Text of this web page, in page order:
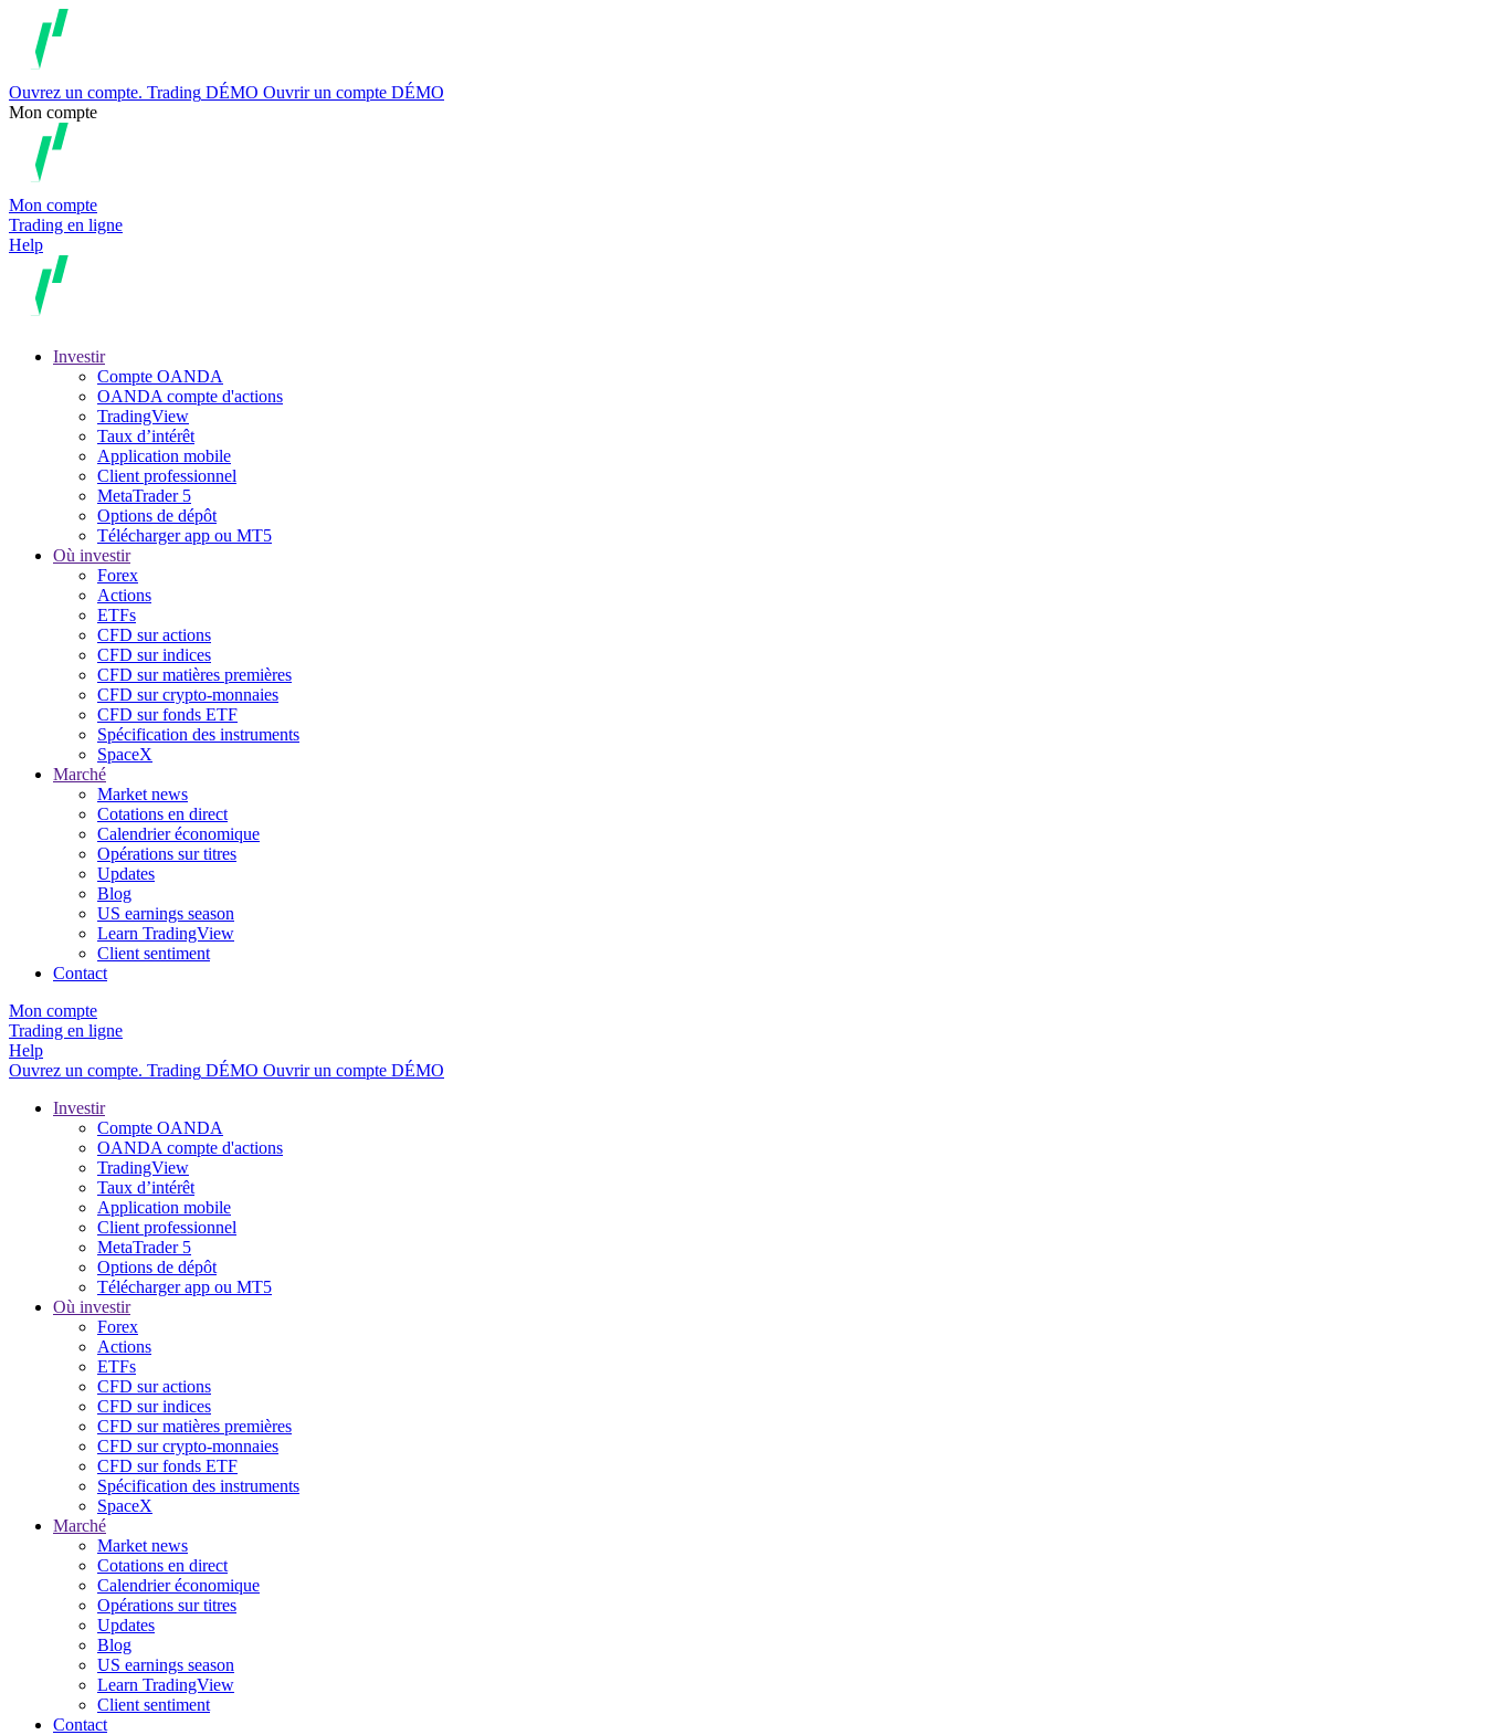
Ouvrez un compte. Trading DÉMO Ouvrir un compte DÉMO
Mon compte
Mon compte
Trading en ligne
Help
Investir
Compte OANDA
OANDA compte d'actions
TradingView
Taux d’intérêt
Application mobile
Client professionnel
MetaTrader 5
Options de dépôt
Télécharger app ou MT5
Où investir
Forex
Actions
ETFs
CFD sur actions
CFD sur indices
CFD sur matières premières
CFD sur crypto-monnaies
CFD sur fonds ETF
Spécification des instruments
SpaceX
Marché
Market news
Cotations en direct
Calendrier économique
Opérations sur titres
Updates
Blog
US earnings season
Learn TradingView
Client sentiment
Contact
Mon compte
Trading en ligne
Help
Ouvrez un compte. Trading DÉMO Ouvrir un compte DÉMO
Investir
Compte OANDA
OANDA compte d'actions
TradingView
Taux d’intérêt
Application mobile
Client professionnel
MetaTrader 5
Options de dépôt
Télécharger app ou MT5
Où investir
Forex
Actions
ETFs
CFD sur actions
CFD sur indices
CFD sur matières premières
CFD sur crypto-monnaies
CFD sur fonds ETF
Spécification des instruments
SpaceX
Marché
Market news
Cotations en direct
Calendrier économique
Opérations sur titres
Updates
Blog
US earnings season
Learn TradingView
Client sentiment
Contact